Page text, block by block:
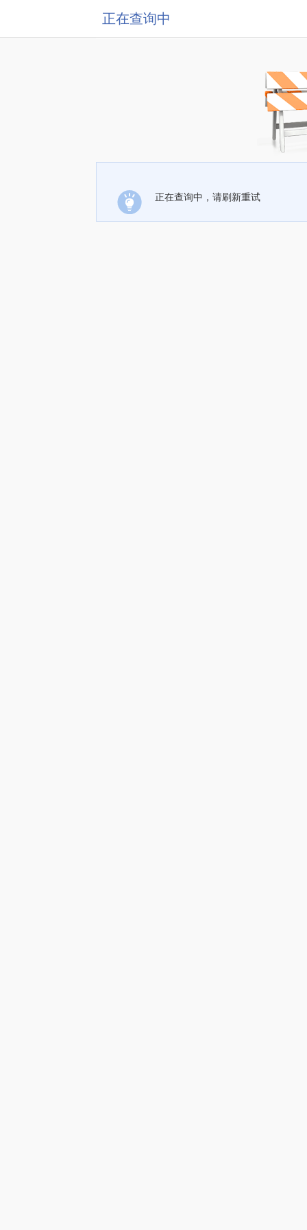
正在查询中
正在查询中，请刷新重试